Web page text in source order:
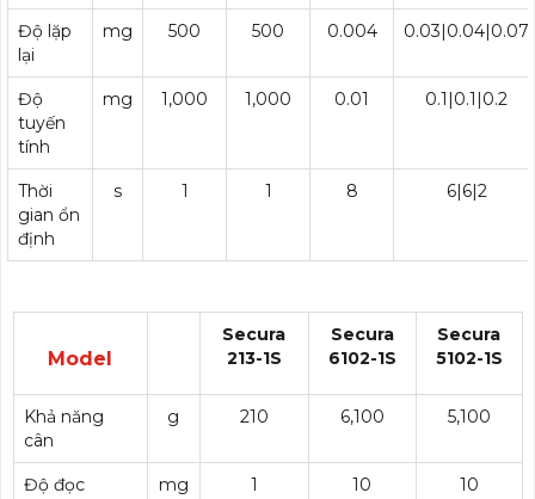
Độ lặp
lại
mg 500 500 0.004 0.03|0.04|0.07
Độ
tuyến
tính
mg 1,000 1,000 0.01 0.1|0.1|0.2
Thời
gian ổn
định
s 1 1 8 6|6|2
Model
Secura
213-1S
Secura
6102-1S
Secura
5102-1S
Khả năng
cân
g 210 6,100 5,100
Độ đọc mg 1 10 10